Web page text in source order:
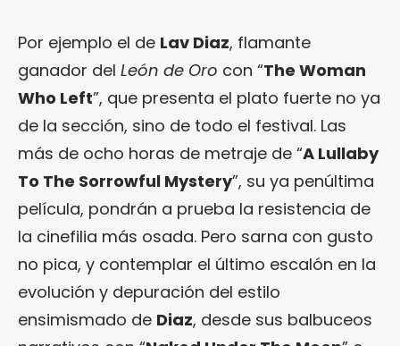
Por ejemplo el de Lav Diaz, flamante
ganador del León de Oro con “The Woman
Who Left”, que presenta el plato fuerte no ya
de la sección, sino de todo el festival. Las
más de ocho horas de metraje de “A Lullaby
To The Sorrowful Mystery”, su ya penúltima
película, pondrán a prueba la resistencia de
la cinefilia más osada. Pero sarna con gusto
no pica, y contemplar el último escalón en la
evolución y depuración del estilo
ensimismado de Diaz, desde sus balbuceos